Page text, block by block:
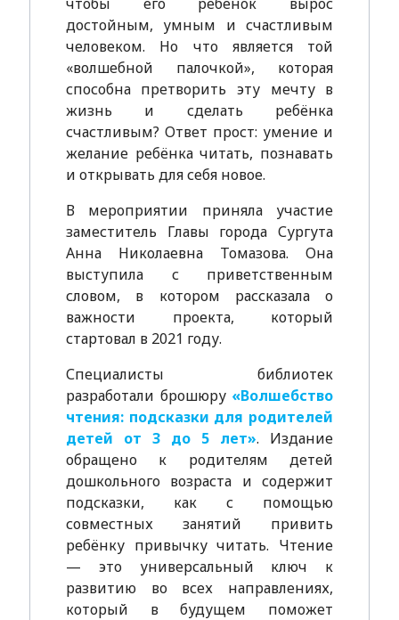
достойным, умным и счастливым
человеком. Но что является той
«волшебной палочкой», которая
способна претворить эту мечту в
жизнь и сделать ребёнка
счастливым? Ответ прост: умение и
желание ребёнка читать, познавать
и открывать для себя новое.
В мероприятии приняла участие
заместитель Главы города Сургута
Анна Николаевна Томазова. Она
выступила с приветственным
словом, в котором рассказала о
важности проекта, который
стартовал в 2021 году.
Специалисты библиотек
разработали брошюру «Волшебство
чтения: подсказки для родителей
детей от 3 до 5 лет». Издание
обращено к родителям детей
дошкольного возраста и содержит
подсказки, как с помощью
совместных занятий привить
ребёнку привычку читать. Чтение
— это универсальный ключ к
развитию во всех направлениях,
который в будущем поможет